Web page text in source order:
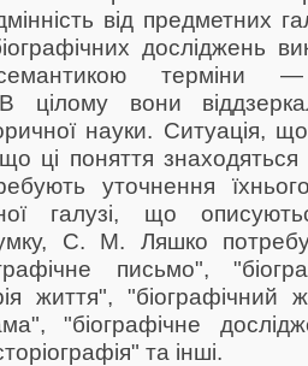
від предметних
досліджень
терміни —
В цілому вони
науки. Ситуація,
ці поняття знаходяться
уточнення
галузі, що
С. М. Ляшко
письмо",
життя", "біографічний
"біографічне
та інші.